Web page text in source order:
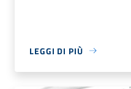
LEGGI DI PIÙ